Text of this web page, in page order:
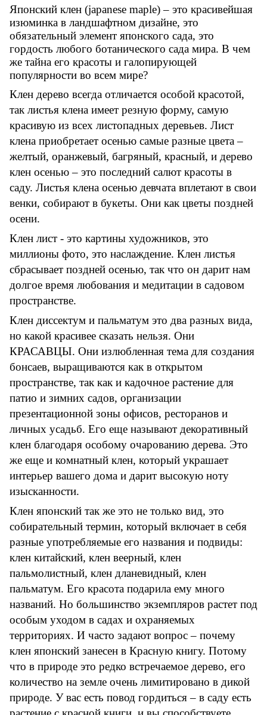
Японский клен (japanese maple) – это красивейшая
изюминка в ландшафтном дизайне, это
обязательный элемент японского сада, это
гордость любого ботанического сада мира. В чем
же тайна его красоты и галопирующей
популярности во всем мире?
Клен дерево всегда отличается особой красотой,
так листья клена имеет резную форму, самую
красивую из всех листопадных деревьев. Лист
клена приобретает осенью самые разные цвета –
желтый, оранжевый, багряный, красный, и дерево
клен осенью – это последний салют красоты в
саду. Листья клена осенью девчата вплетают в свои
венки, собирают в букеты. Они как цветы поздней
осени.
Клен лист - это картины художников, это
миллионы фото, это наслаждение. Клен листья
сбрасывает поздней осенью, так что он дарит нам
долгое время любования и медитации в садовом
пространстве.
Клен диссектум и пальматум это два разных вида,
но какой красивее сказать нельзя. Они
КРАСАВЦЫ. Они излюбленная тема для создания
бонсаев, выращиваются как в открытом
пространстве, так как и кадочное растение для
патио и зимних садов, организации
презентационной зоны офисов, ресторанов и
личных усадьб. Его еще называют декоративный
клен благодаря особому очарованию дерева. Это
же еще и комнатный клен, который украшает
интерьер вашего дома и дарит высокую ноту
изысканности.
Клен японский так же это не только вид, это
собирательный термин, который включает в себя
разные употребляемые его названия и подвиды:
клен китайский, клен веерный, клен
пальмолистный, клен дланевидный, клен
пальматум. Его красота подарила ему много
названий. Но большинство экземпляров растет под
особым уходом в садах и охраняемых
территориях. И часто задают вопрос – почему
клен японский занесен в Красную книгу. Потому
что в природе это редко встречаемое дерево, его
количество на земле очень лимитировано в дикой
природе. У вас есть повод гордиться – в саду есть